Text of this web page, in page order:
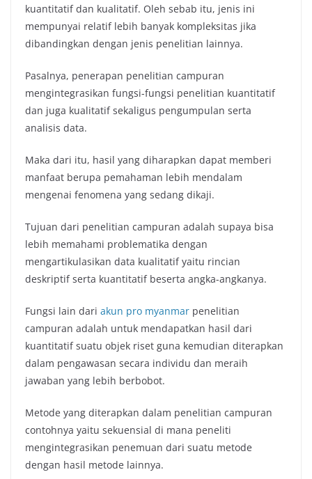
kuantitatif dan kualitatif. Oleh sebab itu, jenis ini
mempunyai relatif lebih banyak kompleksitas jika
dibandingkan dengan jenis penelitian lainnya.
Pasalnya, penerapan penelitian campuran
mengintegrasikan fungsi-fungsi penelitian kuantitatif
dan juga kualitatif sekaligus pengumpulan serta
analisis data.
Maka dari itu, hasil yang diharapkan dapat memberi
manfaat berupa pemahaman lebih mendalam
mengenai fenomena yang sedang dikaji.
Tujuan dari penelitian campuran adalah supaya bisa
lebih memahami problematika dengan
mengartikulasikan data kualitatif yaitu rincian
deskriptif serta kuantitatif beserta angka-angkanya.
Fungsi lain dari akun pro myanmar penelitian
campuran adalah untuk mendapatkan hasil dari
kuantitatif suatu objek riset guna kemudian diterapkan
dalam pengawasan secara individu dan meraih
jawaban yang lebih berbobot.
Metode yang diterapkan dalam penelitian campuran
contohnya yaitu sekuensial di mana peneliti
mengintegrasikan penemuan dari suatu metode
dengan hasil metode lainnya.